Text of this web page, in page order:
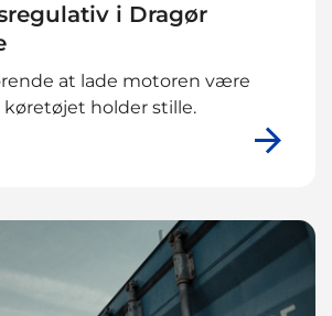
i Dragør
at lade motoren være
holder stille.